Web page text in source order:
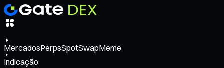
MercadosPerpsSpotSwapMeme
Indicação